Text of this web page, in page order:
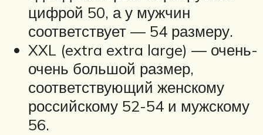
цифрой 50, а у мужчин
соответствует — 54 размеру.
XXL (extra extra large) — очень-
очень большой размер,
соответствующий женскому
российскому 52-54 и мужскому
56.